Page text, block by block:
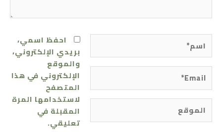
اسم*
Email*
احفظ اسمي،
بريدي الإلكتروني،
والموقع
الإلكتروني في هذا
المتصفح
لاستخدامها المرة
المقبلة في
تعليقي.